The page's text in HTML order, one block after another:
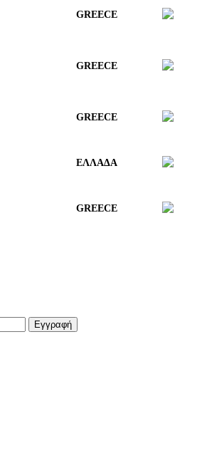
GREECE
GREECE
GREECE
ΕΛΛΑΔΑ
GREECE